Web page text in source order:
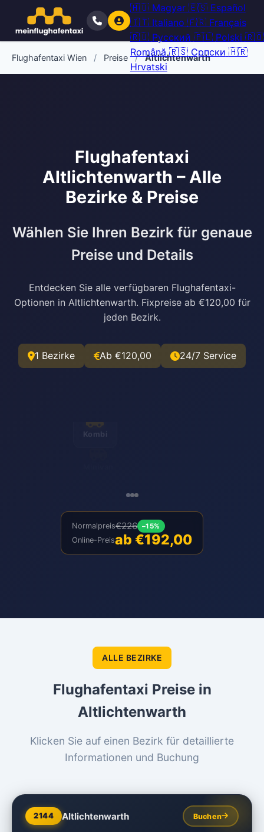
🇭🇺 Magyar 🇪🇸 Español
🇮🇹 Italiano 🇫🇷 Français
🇷🇺 Русский 🇵🇱 Polski 🇷🇴
Română 🇷🇸 Српски 🇭🇷
Hrvatski
Flughafentaxi Wien / Preise / Altlichtenwarth
Flughafentaxi
Altlichtenwarth – Alle
Bezirke & Preise
Wählen Sie Ihren Bezirk für genaue
Preise und Details
Entdecken Sie alle verfügbaren Flughafentaxi-
Optionen in Altlichtenwarth. Fixpreise ab €120,00 für
jeden Bezirk.
1 Bezirke Ab €120,00 24/7 Service
Normalpreis€226 –15%
Online-Preisab €192,00
ALLE BEZIRKE
Flughafentaxi Preise in
Altlichtenwarth
Klicken Sie auf einen Bezirk für detaillierte
Informationen und Buchung
2144 Altlichtenwarth Buchen